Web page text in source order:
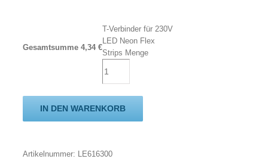
Gesamtsumme 4,34 €
T-Verbinder für 230V
LED Neon Flex
Strips Menge
IN DEN WARENKORB
Artikelnummer: LE616300